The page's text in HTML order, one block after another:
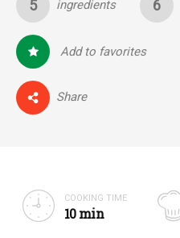
5 ingredients 6
Add to favorites
Share
COOKING TIME
10 min